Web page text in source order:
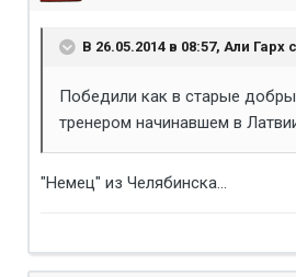
В 26.05.2014 в 08:57, Али Гарх
Победили как в старые
тренером начинавшем в
"Немец" из Челябинска...